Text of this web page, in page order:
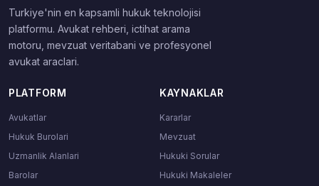
Turkiye'nin en kapsamli hukuk teknolojisi
platformu. Avukat rehberi, ictihat arama
motoru, mevzuat veritabani ve profesyonel
avukat araclari.
PLATFORM
Avukatlar
Hukuk Burolari
Uzmanlik Alanlari
Barolar
KAYNAKLAR
Kararlar
Mevzuat
Hukuki Sorular
Hukuki Makaleler